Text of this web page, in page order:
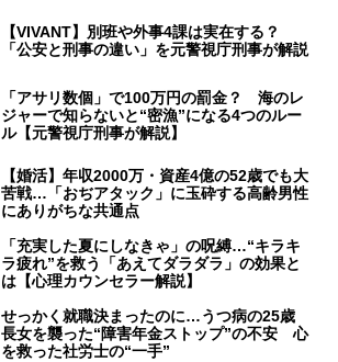
【VIVANT】別班や外事4課は実在する？
「公安と刑事の違い」を元警視庁刑事が解説
「アサリ数個」で100万円の罰金？ 海のレ
ジャーで知らないと“密漁”になる4つのルー
ル【元警視庁刑事が解説】
【婚活】年収2000万・資産4億の52歳でも大
苦戦…「おぢアタック」に玉砕する高齢男性
にありがちな共通点
「充実した夏にしなきゃ」の呪縛…“キラキ
ラ疲れ”を救う「あえてダラダラ」の効果と
は【心理カウンセラー解説】
せっかく就職決まったのに…うつ病の25歳
長女を襲った“障害年金ストップ”の不安 心
を救った社労士の“一手”